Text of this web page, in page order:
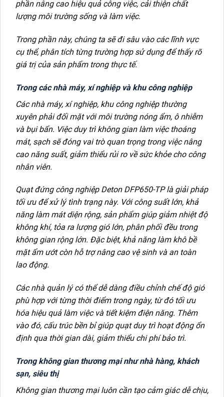
phần nâng cao hiệu quả công việc, cải thiện chất
lượng môi trường sống và làm việc.
Trong phần này, chúng ta sẽ đi sâu vào các lĩnh vực
cụ thể, phân tích từng trường hợp sử dụng để thấy rõ
giá trị của sản phẩm trong thực tế.
Trong các nhà máy, xí nghiệp và khu công nghiệp
Các nhà máy, xí nghiệp, khu công nghiệp thường
xuyên phải đối mặt với môi trường nóng ẩm, ô nhiễm
và bụi bẩn. Việc duy trì không gian làm việc thoáng
mát, sạch sẽ đóng vai trò quan trọng trong việc nâng
cao năng suất, giảm thiểu rủi ro về sức khỏe cho công
nhân viên.
Quạt đứng công nghiệp Deton DFP650-TP là giải pháp
tối ưu để xử lý tình trạng này. Với công suất lớn, khả
năng làm mát diện rộng, sản phẩm giúp giảm nhiệt độ
không khí, tỏa ra lượng gió lớn, phân phối đều trong
không gian rộng lớn. Đặc biệt, khả năng làm khô bề
mặt ẩm ướt còn hỗ trợ nâng cao vệ sinh và an toàn
lao động.
Các nhà quản lý có thể dễ dàng điều chỉnh chế độ gió
phù hợp với từng thời điểm trong ngày, từ đó tối ưu
hóa hiệu quả làm việc và tiết kiệm điện năng. Thêm
vào đó, cấu trúc bền bỉ giúp quạt duy trì hoạt động ổn
định qua thời gian dài, giảm thiểu chi phí bảo trì.
Trong không gian thương mại như nhà hàng, khách
sạn, siêu thị
Không gian thương mại luôn cần tạo cảm giác dễ chịu,